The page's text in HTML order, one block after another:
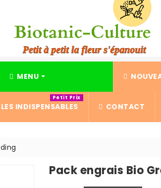
MENU
LES INDISPENSABLES
Petit Prix
CONTACT
Pack engrais Bio